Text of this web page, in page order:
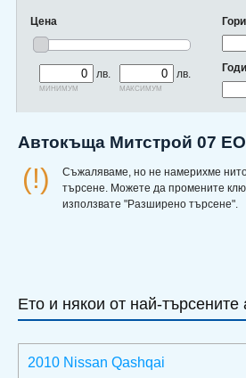
Цена
лв.
минимум
лв.
максимум
Автокъща Митстрой 07
(!)
Съжаляваме, но не намерихме
търсене. Можете да промените
използвате "Разширено търсене".
Ето и някои от най-търсените
2010 Nissan Qashqai